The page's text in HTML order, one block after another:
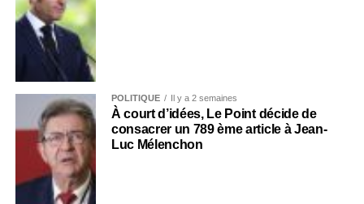
POLITIQUE Il y a 2 semaines
À court d’idées, Le Point décide de
consacrer un 789 ème article à Jean-
Luc Mélenchon